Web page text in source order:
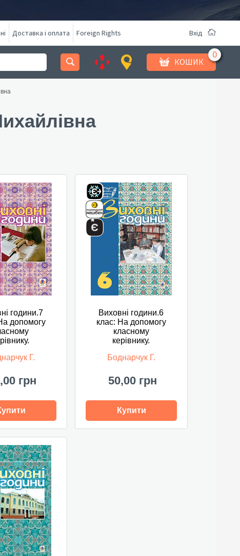
Доставка і оплата Foreign Rights Вхід
КОШИК
години.7
допомогу
Г.
грн
Виховні години.6
клас: На допомогу
класному
керівнику.
Боднарчук Г.
50,00 грн
Купити